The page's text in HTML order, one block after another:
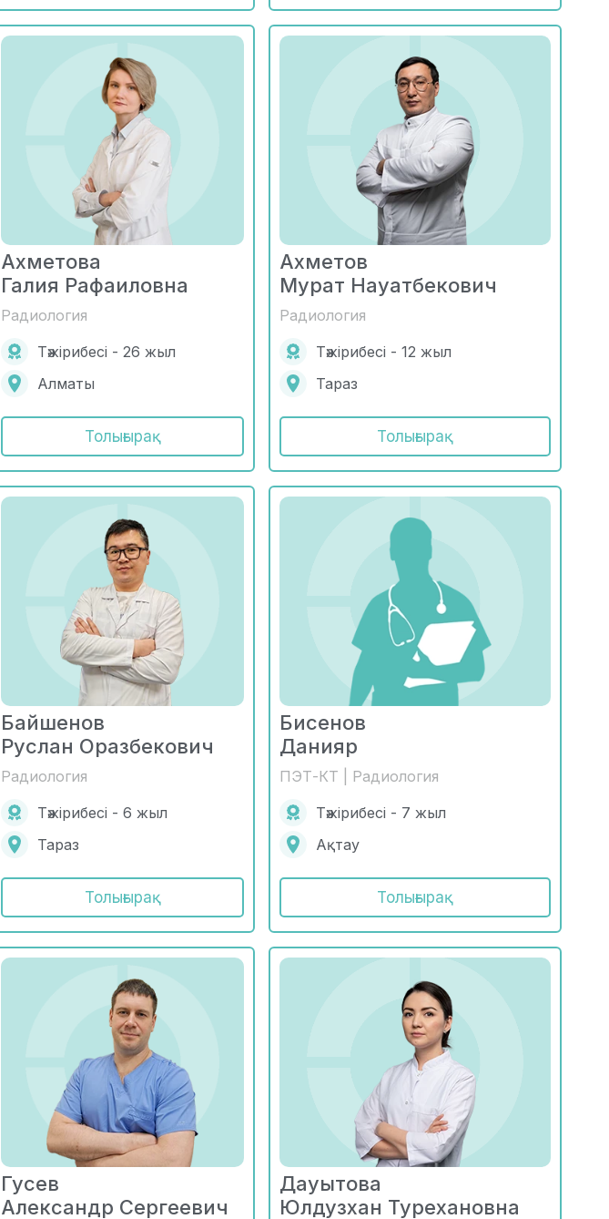
Ахметова
Галия Рафаиловна
Радиология
Тәжірибесі - 26 жыл
Алматы
Толығырақ
Ахметов
Мурат Науатбекович
Радиология
Тәжірибесі - 12 жыл
Тараз
Толығырақ
Байшенов
Руслан Оразбекович
Радиология
Тәжірибесі - 6 жыл
Тараз
Толығырақ
Бисенов
Данияр
ПЭТ-КТ | Радиология
Тәжірибесі - 7 жыл
Ақтау
Толығырақ
Гусев
Александр Сергеевич
Дауытова
Юлдузхан Турехановна